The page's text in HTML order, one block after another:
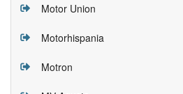
Motor Union
Motorhispania
Motron